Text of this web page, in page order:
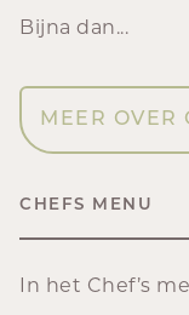
CHEFS MENU
In het Chef’s
Bijna dan...
MEER OVER